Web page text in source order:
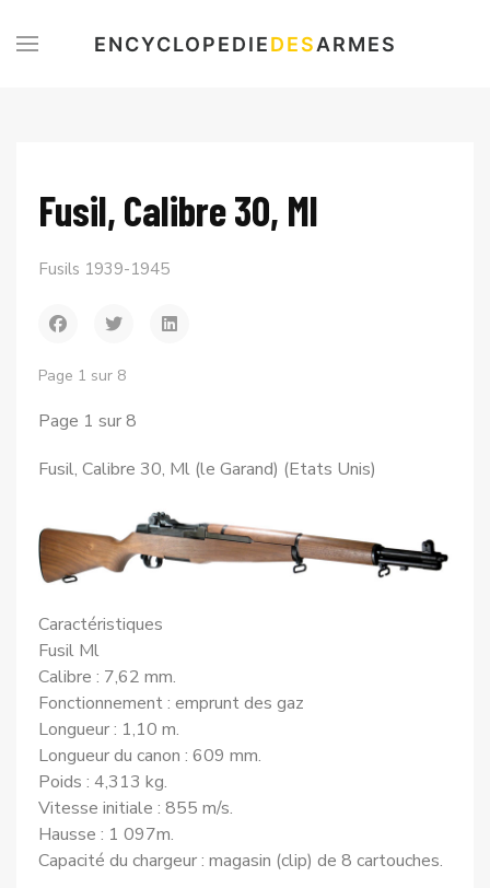
ENCYCLOPEDIEDESARMES
Fusil, Calibre 30, Ml
Fusils 1939-1945
Page 1 sur 8
Page 1 sur 8
Fusil, Calibre 30, Ml (le Garand) (Etats Unis)
Caractéristiques
Fusil Ml
Calibre : 7,62 mm.
Fonctionnement : emprunt des gaz
Longueur : 1,10 m.
Longueur du canon : 609 mm.
Poids : 4,313 kg.
Vitesse initiale : 855 m/s.
Hausse : 1 097m.
Capacité du chargeur : magasin (clip) de 8 cartouches.